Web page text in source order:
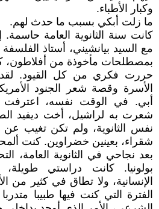
وكبار الأطباء.
ما زلت أبكي بسبب ما حدث لهم.
كانت سنة الثانوية العامة
مع السيد بيانشيني، أستاذ الفلسفة
بمصطلحات مأخوذة من أفلاطون،
حررت فكري من كل القيود.
الأسرة وقصة شعر الجنود
أبي. في الوقت نفسه،
شعرت به لراشيل، أخت ديفيد
نفس الثانوية، ولم تكن تغيب عن
شقراء، بعينين خضراوين. كنت
بعد نجاحي في الثانوية العامة،
بولونيا. كانت دراستي
الإنسانية، ولا تطاق في كثير من
الفترة التي كنت فيها طبيبا